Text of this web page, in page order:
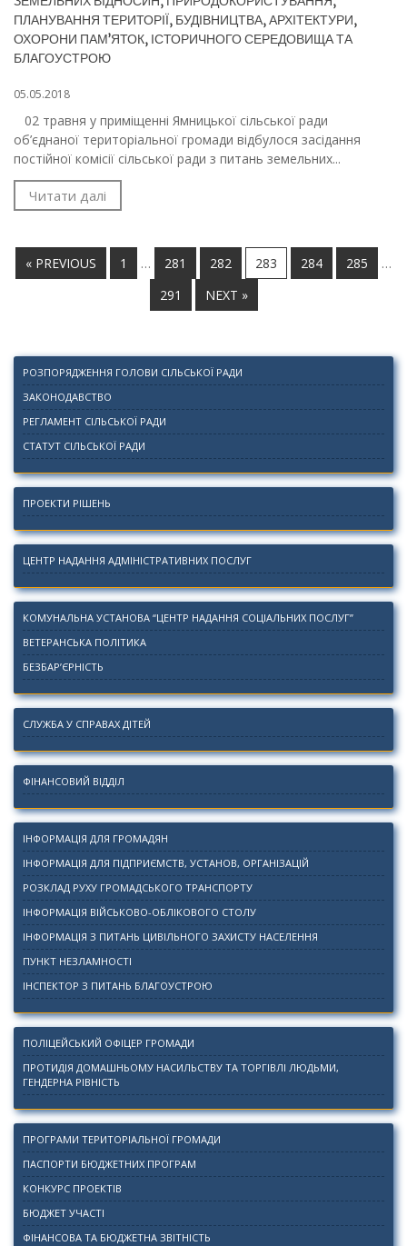
ПЛАНУВАННЯ ТЕРИТОРІЇ, БУДІВНИЦТВА, АРХІТЕКТУРИ,
ОХОРОНИ ПАМ’ЯТОК, ІСТОРИЧНОГО СЕРЕДОВИЩА ТА
БЛАГОУСТРОЮ
05.05.2018
02 травня у приміщенні Ямницької сільської ради
об’єднаної територіальної громади відбулося засідання
постійної комісії сільської ради з питань земельних...
Читати далі
« PREVIOUS 1 … 281 282 283 284 285
…
291
NEXT »
РОЗПОРЯДЖЕННЯ ГОЛОВИ СІЛЬСЬКОЇ РАДИ
ЗАКОНОДАВСТВО
РЕГЛАМЕНТ СІЛЬСЬКОЇ РАДИ
СТАТУТ СІЛЬСЬКОЇ РАДИ
ПРОЕКТИ РІШЕНЬ
ЦЕНТР НАДАННЯ АДМІНІСТРАТИВНИХ ПОСЛУГ
КОМУНАЛЬНА УСТАНОВА “ЦЕНТР НАДАННЯ СОЦІАЛЬНИХ ПОСЛУГ”
ВЕТЕРАНСЬКА ПОЛІТИКА
БЕЗБАР’ЄРНІСТЬ
СЛУЖБА У СПРАВАХ ДІТЕЙ
ФІНАНСОВИЙ ВІДДІЛ
ІНФОРМАЦІЯ ДЛЯ ГРОМАДЯН
ІНФОРМАЦІЯ ДЛЯ ПІДПРИЄМСТВ, УСТАНОВ, ОРГАНІЗАЦІЙ
РОЗКЛАД РУХУ ГРОМАДСЬКОГО ТРАНСПОРТУ
ІНФОРМАЦІЯ ВІЙСЬКОВО-ОБЛІКОВОГО СТОЛУ
ІНФОРМАЦІЯ З ПИТАНЬ ЦИВІЛЬНОГО ЗАХИСТУ НАСЕЛЕННЯ
ПУНКТ НЕЗЛАМНОСТІ
ІНСПЕКТОР З ПИТАНЬ БЛАГОУСТРОЮ
ПОЛІЦЕЙСЬКИЙ ОФІЦЕР ГРОМАДИ
ПРОТИДІЯ ДОМАШНЬОМУ НАСИЛЬСТВУ ТА ТОРГІВЛІ ЛЮДЬМИ,
ГЕНДЕРНА РІВНІСТЬ
ПРОГРАМИ ТЕРИТОРІАЛЬНОЇ ГРОМАДИ
ПАСПОРТИ БЮДЖЕТНИХ ПРОГРАМ
КОНКУРС ПРОЕКТІВ
БЮДЖЕТ УЧАСТІ
ФІНАНСОВА ТА БЮДЖЕТНА ЗВІТНІСТЬ